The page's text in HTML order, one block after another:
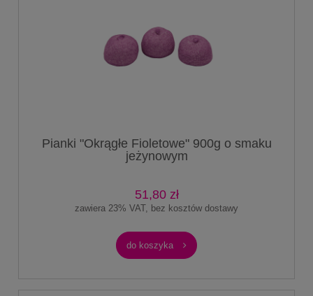
Pianki "Okrągłe Fioletowe" 900g o smaku
jeżynowym
51,80 zł
zawiera 23% VAT, bez kosztów dostawy
do koszyka